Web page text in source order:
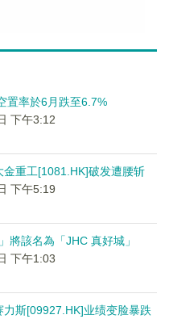
置率於6月跌至6.7%
下午3:12
金重工[1081.HK]破发遭腰斩
下午5:19
將該名為「JHC 真好城」
下午1:03
力斯[09927.HK]业绩变脸暴跌